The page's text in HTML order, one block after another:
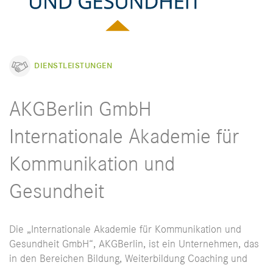
DIENSTLEISTUNGEN
AKGBerlin GmbH
Internationale Akademie für
Kommunikation und
Gesundheit
Die „Internationale Akademie für Kommunikation und
Gesundheit GmbH“, AKGBerlin, ist ein Unternehmen, das
in den Bereichen Bildung, Weiterbildung Coaching und